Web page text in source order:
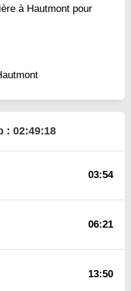
à Hautmont pour
: 02:49:17
03:54
06:21
13:50